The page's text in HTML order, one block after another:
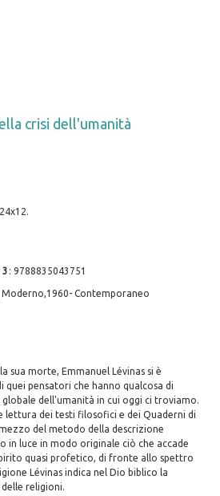
crisi dell'umanità
:9788835043751
Moderno,1960- Contemporaneo
sua morte, Emmanuel Lévinas si è
pensatori che hanno qualcosa di
dell'umanità in cui oggi ci troviamo.
lettura dei testi filosofici e dei Quaderni di
del metodo della descrizione
in luce in modo originale ciò che accade
quasi profetico, di fronte allo spettro
Lévinas indica nel Dio biblico la
religioni.